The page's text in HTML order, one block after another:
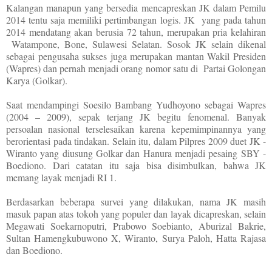
Kalangan manapun yang bersedia mencapreskan JK dalam Pemilu
2014 tentu saja memiliki pertimbangan logis. JK yang pada tahun
2014 mendatang akan berusia 72 tahun, merupakan pria kelahiran
Watampone, Bone, Sulawesi Selatan. Sosok JK selain dikenal
sebagai pengusaha sukses juga merupakan mantan Wakil Presiden
(Wapres) dan pernah menjadi orang nomor satu di Partai Golongan
Karya (Golkar).
Saat mendampingi Soesilo Bambang Yudhoyono sebagai Wapres
(2004 – 2009), sepak terjang JK begitu fenomenal. Banyak
persoalan nasional terselesaikan karena kepemimpinannya yang
berorientasi pada tindakan. Selain itu, dalam Pilpres 2009 duet JK -
Wiranto yang diusung Golkar dan Hanura menjadi pesaing SBY -
Boediono. Dari catatan itu saja bisa disimbulkan, bahwa JK
memang layak menjadi RI 1.
Berdasarkan beberapa survei yang dilakukan, nama JK masih
masuk papan atas tokoh yang populer dan layak dicapreskan, selain
Megawati Soekarnoputri, Prabowo Soebianto, Aburizal Bakrie,
Sultan Hamengkubuwono X, Wiranto, Surya Paloh, Hatta Rajasa
dan Boediono.